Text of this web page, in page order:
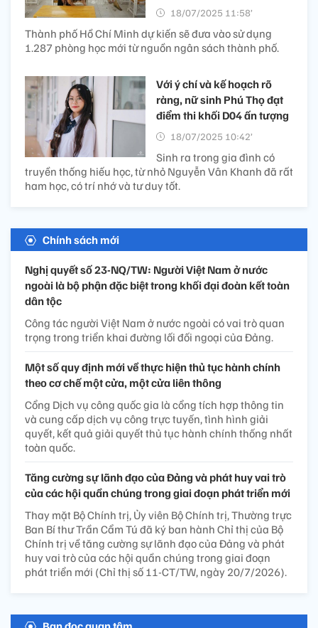
18/07/2025 11:58’
Thành phố Hồ Chí Minh dự kiến sẽ đưa vào sử dụng
1.287 phòng học mới từ nguồn ngân sách thành phố.
Với ý chí và kế hoạch rõ
ràng, nữ sinh Phú Thọ đạt
điểm thi khối D04 ấn tượng
18/07/2025 10:42’
Sinh ra trong gia đình có
truyền thống hiếu học, từ nhỏ Nguyễn Vân Khanh đã rất
ham học, có trí nhớ và tư duy tốt.
Chính sách mới
Nghị quyết số 23-NQ/TW: Người Việt Nam ở nước
ngoài là bộ phận đặc biệt trong khối đại đoàn kết toàn
dân tộc
Công tác người Việt Nam ở nước ngoài có vai trò quan
trọng trong triển khai đường lối đối ngoại của Đảng.
Một số quy định mới về thực hiện thủ tục hành chính
theo cơ chế một cửa, một cửa liên thông
Cổng Dịch vụ công quốc gia là cổng tích hợp thông tin
và cung cấp dịch vụ công trực tuyến, tình hình giải
quyết, kết quả giải quyết thủ tục hành chính thống nhất
toàn quốc.
Tăng cường sự lãnh đạo của Đảng và phát huy vai trò
của các hội quần chúng trong giai đoạn phát triển mới
Thay mặt Bộ Chính trị, Ủy viên Bộ Chính trị, Thường trực
Ban Bí thư Trần Cẩm Tú đã ký ban hành Chỉ thị của Bộ
Chính trị về tăng cường sự lãnh đạo của Đảng và phát
huy vai trò của các hội quần chúng trong giai đoạn
phát triển mới (Chỉ thị số 11-CT/TW, ngày 20/7/2026).